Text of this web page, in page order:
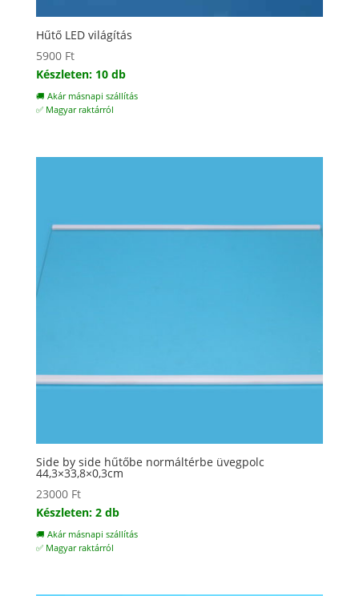
Hűtő LED világítás
5900 Ft
Készleten: 10 db
🚚 Akár másnapi szállítás
✅ Magyar raktárról
Side by side hűtőbe normáltérbe üvegpolc
44,3×33,8×0,3cm
23000 Ft
Készleten: 2 db
🚚 Akár másnapi szállítás
✅ Magyar raktárról